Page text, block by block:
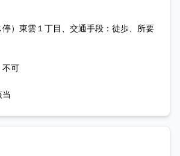
）東雲１丁目、交通手段：徒歩、所要
不可